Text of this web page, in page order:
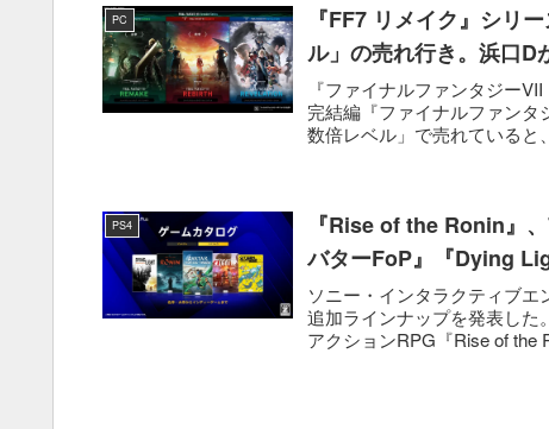
PC
『FF7 リメイク』シリ
ル」の売れ行き。浜口D
『ファイナルファンタジー
完結編『ファイナルファンタ
数倍レベル」で売れていると
PS4
『Rise of the Ronin』
バターFoP』『Dying
ソニー・インタラクティブエ
追加ラインナップを発表した
アクションRPG『Rise of the